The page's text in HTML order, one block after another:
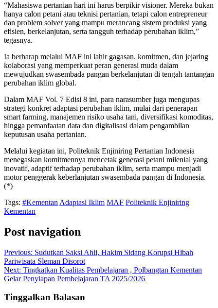
“Mahasiswa pertanian hari ini harus berpikir visioner. Mereka bukan
hanya calon petani atau teknisi pertanian, tetapi calon entrepreneur
dan problem solver yang mampu merancang sistem produksi yang
efisien, berkelanjutan, serta tangguh terhadap perubahan iklim,”
tegasnya.
Ia berharap melalui MAF ini lahir gagasan, komitmen, dan jejaring
kolaborasi yang memperkuat peran generasi muda dalam
mewujudkan swasembada pangan berkelanjutan di tengah tantangan
perubahan iklim global.
Dalam MAF Vol. 7 Edisi 8 ini, para narasumber juga mengupas
strategi konkret adaptasi perubahan iklim, mulai dari penerapan
smart farming, manajemen risiko usaha tani, diversifikasi komoditas,
hingga pemanfaatan data dan digitalisasi dalam pengambilan
keputusan usaha pertanian.
Melalui kegiatan ini, Politeknik Enjiniring Pertanian Indonesia
menegaskan komitmennya mencetak generasi petani milenial yang
inovatif, adaptif terhadap perubahan iklim, serta mampu menjadi
motor penggerak keberlanjutan swasembada pangan di Indonesia.
(*)
Tags: #Kementan Adaptasi Iklim MAF Politeknik Enjiniring
Kementan
Post navigation
Previous: Sudutkan Saksi Ahli, Hakim Sidang Korupsi Hibah
Pariwisata Sleman Disorot
Next: Tingkatkan Kualitas Pembelajaran , Polbangtan Kementan
Gelar Penyiapan Pembelajaran TA 2025/2026
Tinggalkan Balasan